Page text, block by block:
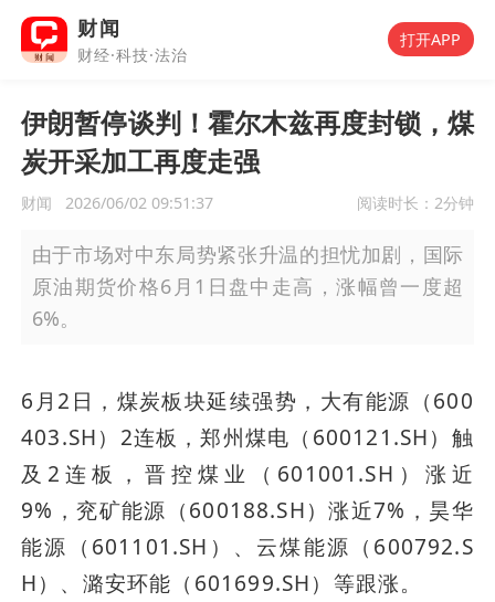
财闻
财经·科技·法治
打开APP
伊朗暂停谈判！霍尔木兹再度封锁，煤
炭开采加工再度走强
财闻 2026/06/02 09:51:37 阅读时长： 2分钟
由于市场对中东局势紧张升温的担忧加剧，国际
原油期货价格6月1日盘中走高，涨幅曾一度超
6%。
6月2日，煤炭板块延续强势，大有能源（600
403.SH）2连板，郑州煤电（600121.SH）触
及2连板，晋控煤业（601001.SH）涨近
9%，兖矿能源（600188.SH）涨近7%，昊华
能源（601101.SH）、云煤能源（600792.S
H）、潞安环能（601699.SH）等跟涨。